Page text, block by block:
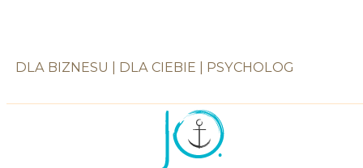
DLA BIZNESU DLA CIEBIE PSYCHOLOG